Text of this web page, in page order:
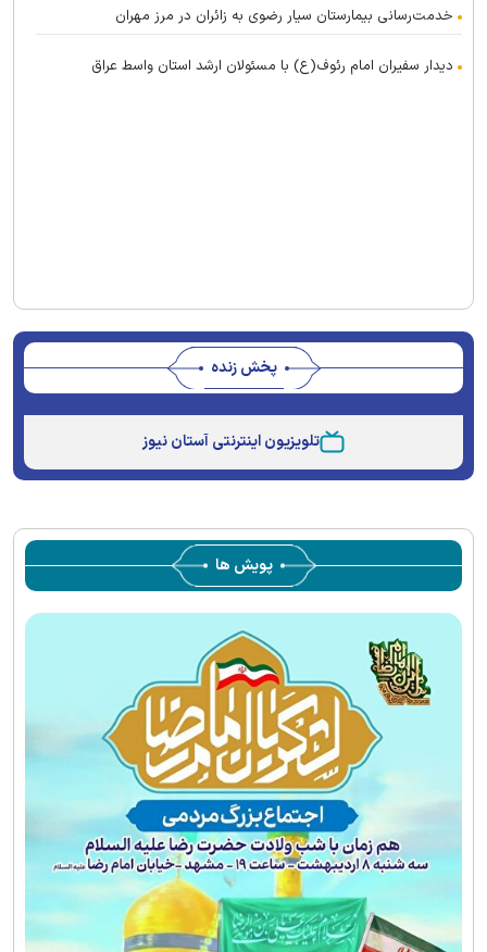
خدمت‌رسانی بیمارستان سیار رضوی به زائران در مرز مهران
دیدار سفیران امام رئوف(ع) با مسئولان ارشد استان واسط عراق
پخش زنده
window.
The media could not be loaded, either because the
server or network failed or because the format is not
تلویزیون اینترنتی آستان نیوز
پویش ها